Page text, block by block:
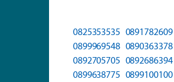
0825353535 0891782609
0899969548 0890363378
0892705705 0892686394
0899638775 0899100100